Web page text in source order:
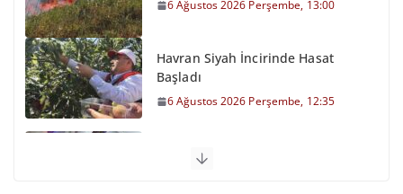
6 Ağustos 2026 Perşembe, 13:00
Havran Siyah İncirinde Hasat
Başladı
6 Ağustos 2026 Perşembe, 12:35
Otomobil Şarampole Devrildi